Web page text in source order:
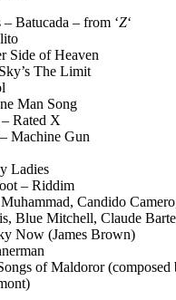
Batucada – from ‘Z‘
Side of Heaven
The Limit
Man Song
Rated X
Machine Gun
Ladies
– Riddim
Candido
Blue Mitchell, Claude
Now (James Brown)
of Maldoror (composed